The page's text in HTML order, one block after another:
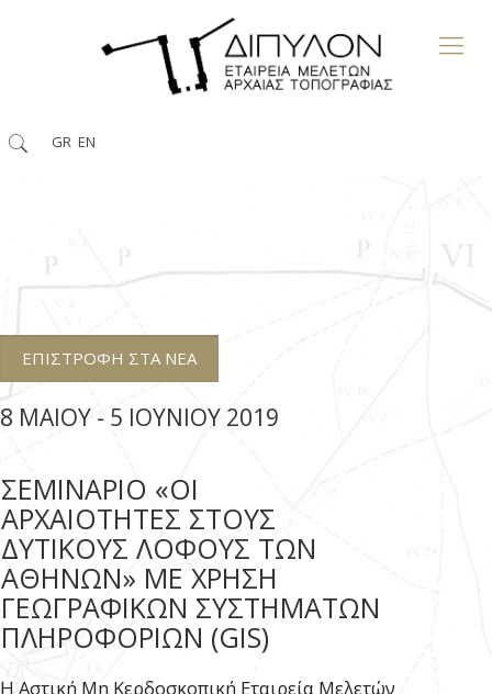
GR EN
ΕΠΙΣΤΡΟΦΗ ΣΤΑ NEA
8 ΜAIOY - 5 ΙOYNIOY 2019
ΣΕΜΙΝΑΡΙΟ «ΟΙ
ΑΡΧΑΙΟΤΗΤΕΣ ΣΤΟΥΣ
ΔΥΤΙΚΟΥΣ ΛΟΦΟΥΣ ΤΩΝ
ΑΘΗΝΩΝ» ΜΕ ΧΡΗΣΗ
ΓΕΩΓΡΑΦΙΚΩΝ ΣΥΣΤΗΜΑΤΩΝ
ΠΛΗΡΟΦΟΡΙΩΝ (GIS)
Η Αστική Μη Κερδοσκοπική Εταιρεία Μελετών